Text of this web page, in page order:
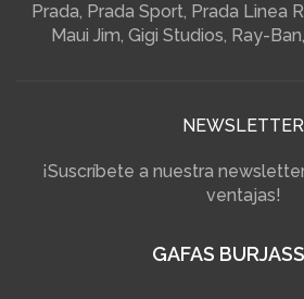
Prada, Prada Sport, Prada Linea
Maui Jim, Gigi Studios, Ray-
NEWSLETTER
¡Suscríbete a nuestra
ventajas!
GAFAS